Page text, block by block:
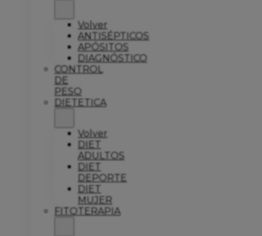
Volver
ANTISÉPTICOS
APÓSITOS
DIAGNÓSTICO
CONTROL
DE
PESO
DIETETICA
Volver
DIET
ADULTOS
DIET
DEPORTE
DIET
MUJER
FITOTERAPIA